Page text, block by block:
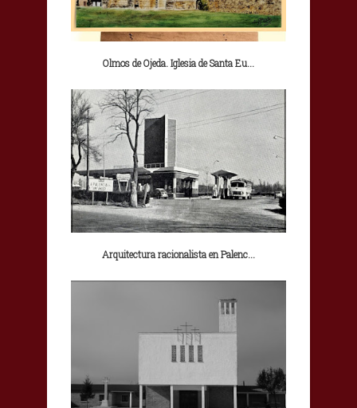
Olmos de Ojeda. Iglesia de Santa Eu...
Arquitectura racionalista en Palenc...